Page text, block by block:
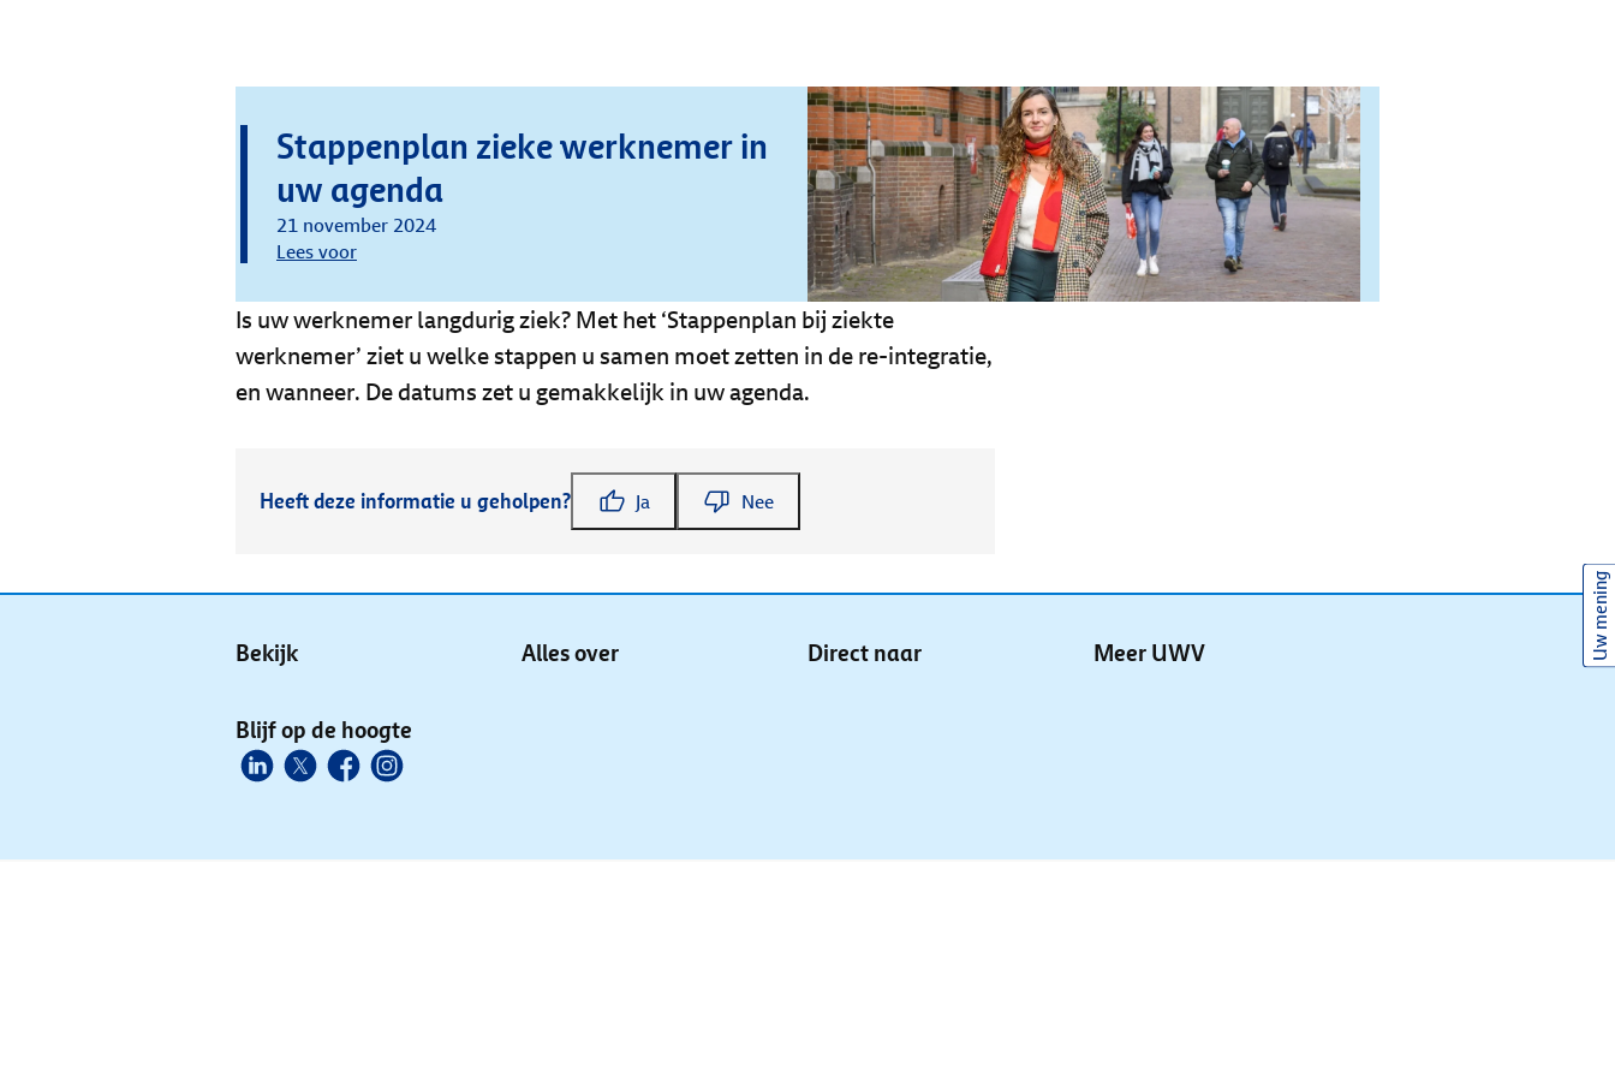
Stappenplan zieke werknemer in
uw agenda
21 november 2024
Lees voor
Is uw werknemer langdurig ziek? Met het ‘Stappenplan bij ziekte
werknemer’ ziet u welke stappen u samen moet zetten in de re-integratie,
en wanneer. De datums zet u gemakkelijk in uw agenda.
Heeft deze informatie u geholpen? Ja Nee
Bekijk Alles over Direct naar Meer UWV
Blijf op de hoogte
Uw mening